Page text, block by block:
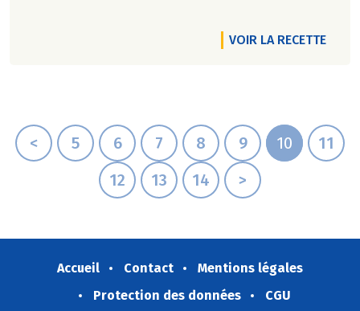
VOIR LA RECETTE
< 5 6 7 8 9 10
11
12
13 14 >
Accueil Contact
Mentions légales
Protection des données
CGU